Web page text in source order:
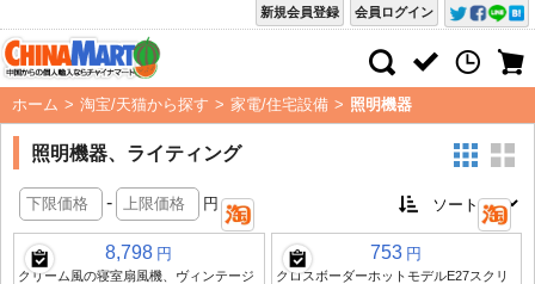
会員ログイン
新規会員登録
ホーム > 淘宝/天猫から探す > 家電/住宅設備 > 照明機器
照明機器、ライティング
- 円
8,798 円
クリーム風の寝室扇風機、ヴィンテージ
753 円
クロスボーダーホットモデルE27スクリ